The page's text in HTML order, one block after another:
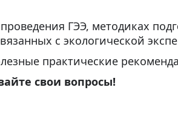
ГЭЭ, методиках
с экологической
практические
свои вопросы!